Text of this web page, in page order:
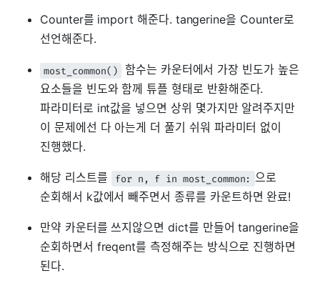
Counter를 import 해준다. tangerine을 Counter로
선언해준다.
most_common()
함수는 카운터에서 가장 빈도가 높은
요소들을 빈도와 함께 튜플 형태로 반환해준다.
파라미터로 int값을 넣으면 상위 몇가지만 알려주지만
이 문제에선 다 아는게 더 풀기 쉬워 파라미터 없이
진행했다.
해당 리스트를 for n, f in most_common: 으로
순회해서 k값에서 빼주면서 종류를 카운트하면 완료!
만약 카운터를 쓰지않으면 dict를 만들어 tangerine을
순회하면서 freqent를 측정해주는 방식으로 진행하면
된다.